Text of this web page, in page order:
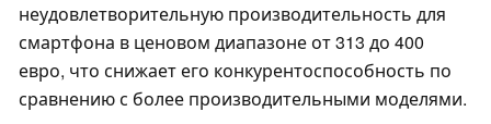
неудовлетворительную производительность для
смартфона в ценовом диапазоне от 313 до 400
евро, что снижает его конкурентоспособность по
сравнению с более производительными моделями.